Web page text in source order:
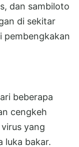
dan sambiloto
di sekitar
pembengkakan
beberapa
cengkeh
yang
luka bakar.